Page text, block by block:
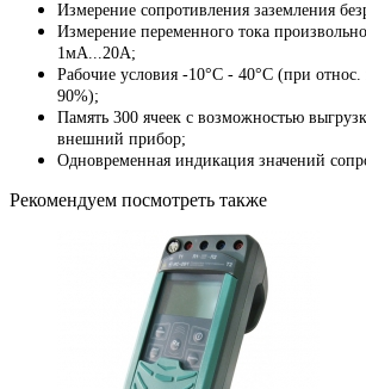
Измерение сопротивления заземления
Измерение переменного тока
1мА...20А;
Рабочие условия -10°C - 40°C (при
90%);
Память 300 ячеек с возможностью
внешний прибор;
Одновременная индикация значений
Рекомендуем посмотреть также